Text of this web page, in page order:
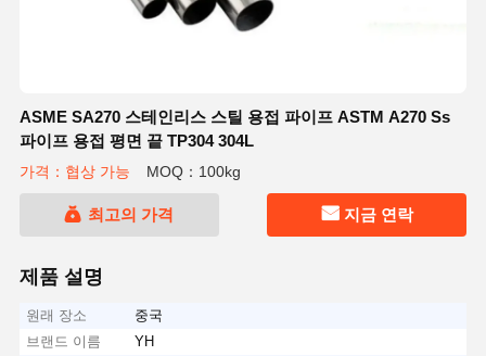
ASME SA270 스테인리스 스틸 용접 파이프 ASTM A270 Ss
파이프 용접 평면 끝 TP304 304L
가격：협상 가능 MOQ：100kg
최고의 가격 지금 연락
제품 설명
원래 장소
중국
브랜드 이름
YH